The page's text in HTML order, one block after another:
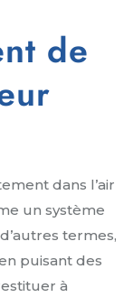
de
dans l’air
un système
termes,
puisant des
à